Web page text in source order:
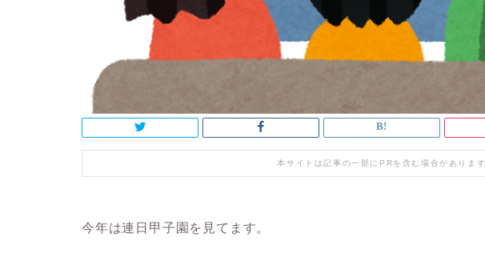
本サイトは記事の一部にPRを含む場合があります
今年は連日甲子園を見てます。